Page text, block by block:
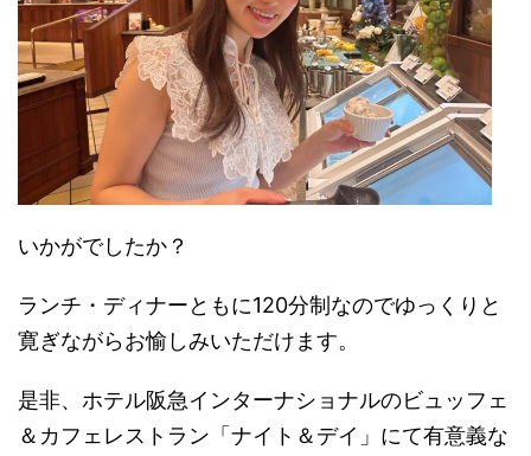
いかがでしたか？
ランチ・ディナーともに120分制なのでゆっくりと
寛ぎながらお愉しみいただけます。
是非、 ホテル阪急インターナショナルのビュッフェ
＆カフェレストラン「ナイト＆デイ」にて有意義な